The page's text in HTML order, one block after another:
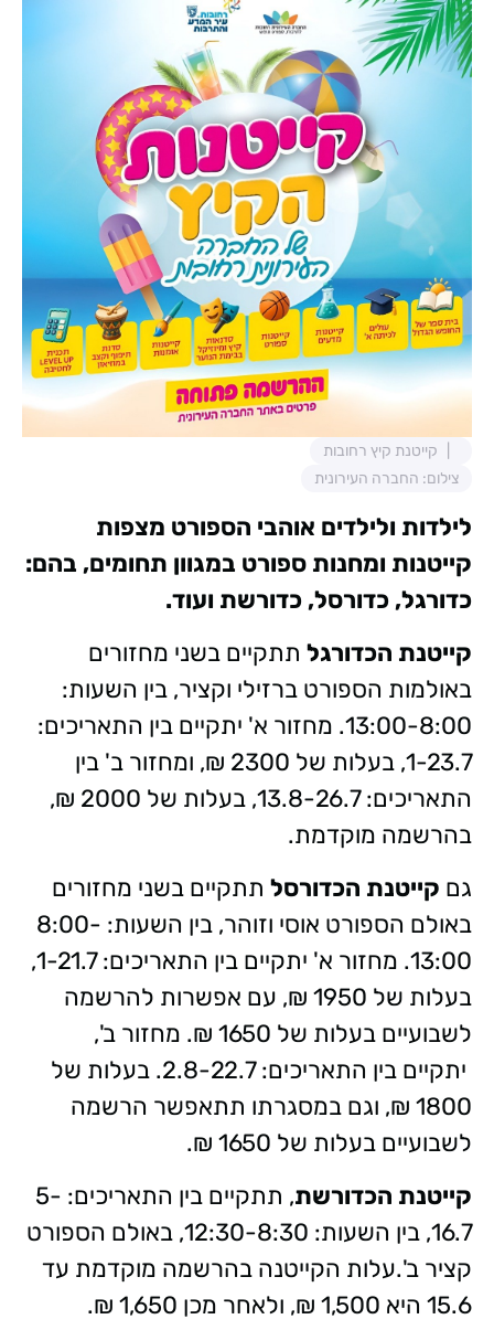
קייטנת קיץ רחובות
צילום: החברה העירונית
לילדות ולילדים אוהבי הספורט מצפות
קייטנות ומחנות ספורט במגוון תחומים, בהם:
כדורגל, כדורסל, כדורשת ועוד.
קייטנת הכדורגל תתקיים בשני מחזורים
באולמות הספורט ברזילי וקציר, בין השעות:
13:00-8:00. מחזור א' יתקיים בין התאריכים:
1-23.7, בעלות של 2300 ₪, ומחזור ב' בין
התאריכים: 13.8-26.7, בעלות של 2000 ₪,
בהרשמה מוקדמת.
גם קייטנת הכדורסל תתקיים בשני מחזורים
באולם הספורט אוסי וזוהר, בין השעות: 8:00-
13:00. מחזור א' יתקיים בין התאריכים: 1-21.7,
בעלות של 1950 ₪, עם אפשרות להרשמה
לשבועיים בעלות של 1650 ₪. מחזור ב',
יתקיים בין התאריכים: 2.8-22.7. בעלות של
1800 ₪, וגם במסגרתו תתאפשר הרשמה
לשבועיים בעלות של 1650 ₪.
קייטנת הכדורשת
, תתקיים בין התאריכים: 5-
16.7, בין השעות: 12:30-8:30, באולם הספורט
קציר ב'.עלות הקייטנה בהרשמה מוקדמת עד
15.6 היא 1,500 ₪, ולאחר מכן 1,650 ₪.